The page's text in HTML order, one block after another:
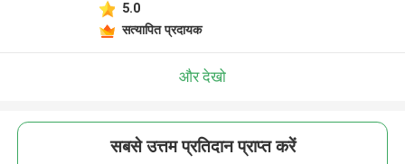
5.0
सत्यापित प्रदायक
और देखो
सबसे उत्तम प्रतिदान प्राप्त करें